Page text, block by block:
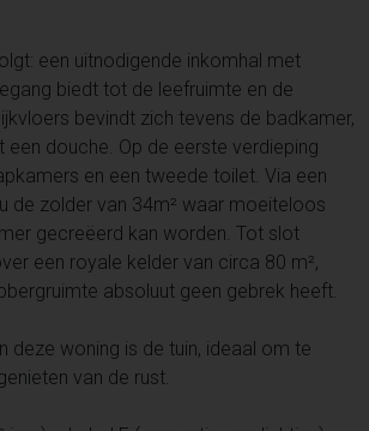
een uitnodigende inkomhal met
biedt tot de leefruimte en de
bevindt zich tevens de badkamer,
een douche. Op de eerste verdieping
en een tweede toilet. Via een
de zolder van 34m² waar moeiteloos
gecreëerd kan worden. Tot slot
een royale kelder van circa 80 m²,
absoluut geen gebrek heeft.
deze woning is de tuin, ideaal om te
van de rust.